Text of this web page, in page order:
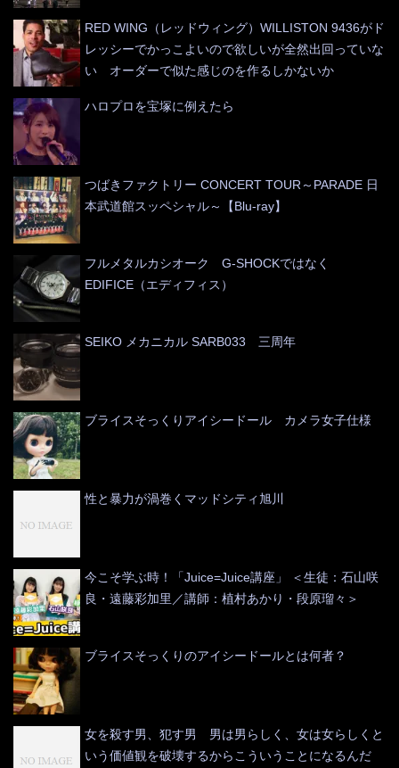
RED WING（レッドウィング）WILLISTON 9436がド
レッシーでかっこよいので欲しいが全然出回っていな
い オーダーで似た感じのを作るしかないか
ハロプロを宝塚に例えたら
つばきファクトリー CONCERT TOUR～PARADE 日
本武道館スッペシャル～【Blu-ray】
フルメタルカシオーク G-SHOCKではなく
EDIFICE（エディフィス）
SEIKO メカニカル SARB033 三周年
ブライスそっくりアイシードール カメラ女子仕様
性と暴力が渦巻くマッドシティ旭川
今こそ学ぶ時！「Juice=Juice講座」 ＜生徒：石山咲
良・遠藤彩加里／講師：植村あかり・段原瑠々＞
ブライスそっくりのアイシードールとは何者？
女を殺す男、犯す男 男は男らしく、女は女らしくと
いう価値観を破壊するからこういうことになるんだ